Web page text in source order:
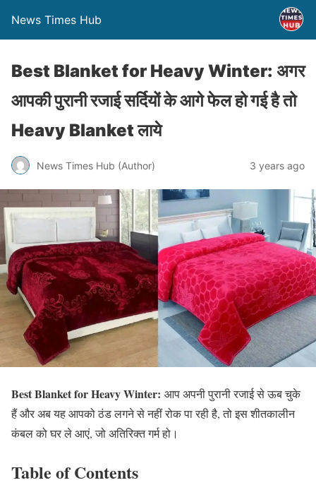
News Times Hub
Best Blanket for Heavy Winter: अगर
आपकी पुरानी रजाई सर्दियों के आगे फेल हो गई है तो
Heavy Blanket लाये
News Times Hub (Author) 3 years ago
Best Blanket for Heavy Winter: आप अपनी पुरानी रजाई से ऊब चुके
हैं और अब यह आपको ठंड लगने से नहीं रोक पा रही है, तो इस शीतकालीन
कंबल को घर ले आएं, जो अतिरिक्त गर्म हो।
Table of Contents